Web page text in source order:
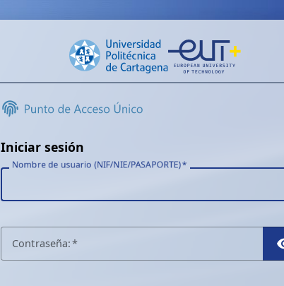
Iniciar sesión
Nombre de usuario (NIF/NIE/PASAPORTE)
Contraseña: